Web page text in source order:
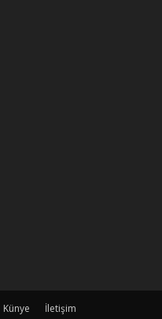
Künye
İletişim